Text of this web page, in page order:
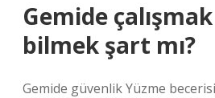
Gemide
bilmek şart mı?
Gemide güvenlik Yüzme